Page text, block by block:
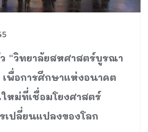
“วิทยาลัยสหศาสตร์บูรณา
เพื่อการศึกษาแห่งอนาคต
หม่ที่เชื่อมโยงศาสตร์
เปลี่ยนแปลงของโลก